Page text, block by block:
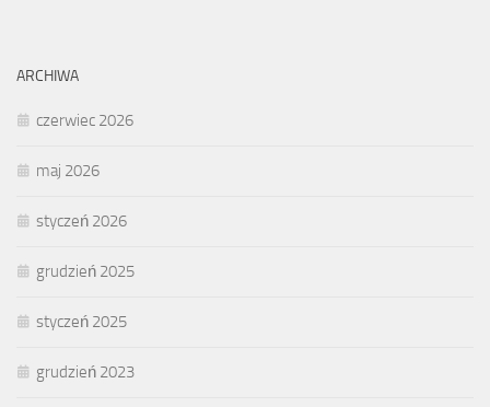
ARCHIWA
czerwiec 2026
maj 2026
styczeń 2026
grudzień 2025
styczeń 2025
grudzień 2023